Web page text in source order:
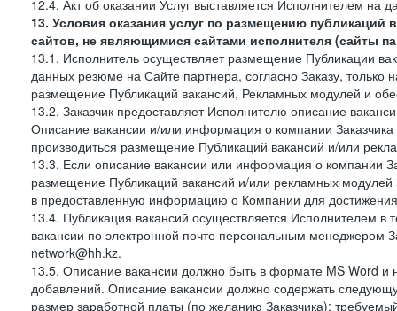
12.4. Акт об оказании Услуг выставляется Исполнителем на
13. Условия оказания услуг по размещению
сайтов, не являющимися сайтами исполнителя (сайты
13.1. Исполнитель осуществляет размещение Публикации
данных резюме на Сайте партнера, согласно Заказу, только
размещение Публикаций вакансий, Рекламных модулей и
13.2. Заказчик предоставляет Исполнителю описание
Описание вакансии и/или информация о компании Заказчика
производиться размещение Публикаций вакансий и/или
13.3. Если описание вакансии или информация о компании
размещение Публикаций вакансий и/или рекламных модулей
в предоставленную информацию о Компании для достижения
13.4. Публикация вакансий осуществляется Исполнителем
вакансии по электронной почте персональным менеджером
network@hh.kz.
13.5. Описание вакансии должно быть в формате MS Word и
добавлений. Описание вакансии должно содержать
размер заработной платы (по желанию Заказчика);